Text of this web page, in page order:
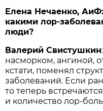
Елена Нечаенко,
какими лор-
люди?
Валерий Свистушкин
насморком, ангиной,
кстати, поменял
заболеваний. Если
то теперь
и количество лор-